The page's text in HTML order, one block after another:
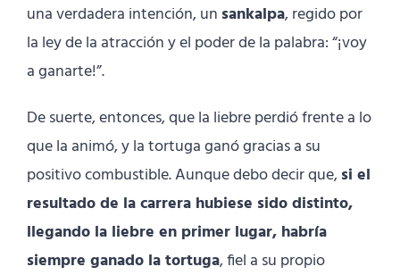
una verdadera intención, un sankalpa, regido por
la ley de la atracción y el poder de la palabra: “¡voy
a ganarte!”.
De suerte, entonces, que la liebre perdió frente a lo
que la animó, y la tortuga ganó gracias a su
positivo combustible. Aunque debo decir que,si el
resultado de la carrera hubiese sido distinto,
llegando la liebre en primer lugar, habría
siempre ganado la tortuga, fiel a su propio